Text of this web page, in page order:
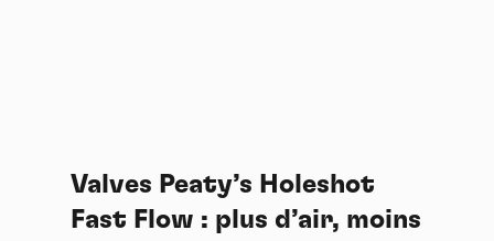
Valves Peaty’s Holeshot
Fast Flow : plus d’air, moins